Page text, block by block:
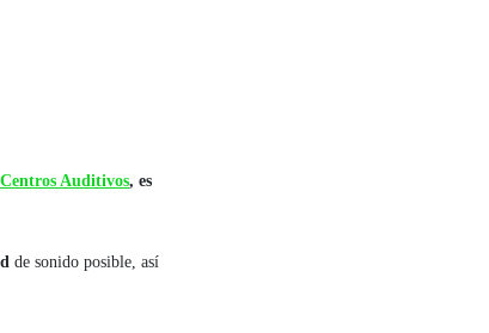
Centros Auditivos, es
de sonido posible, así